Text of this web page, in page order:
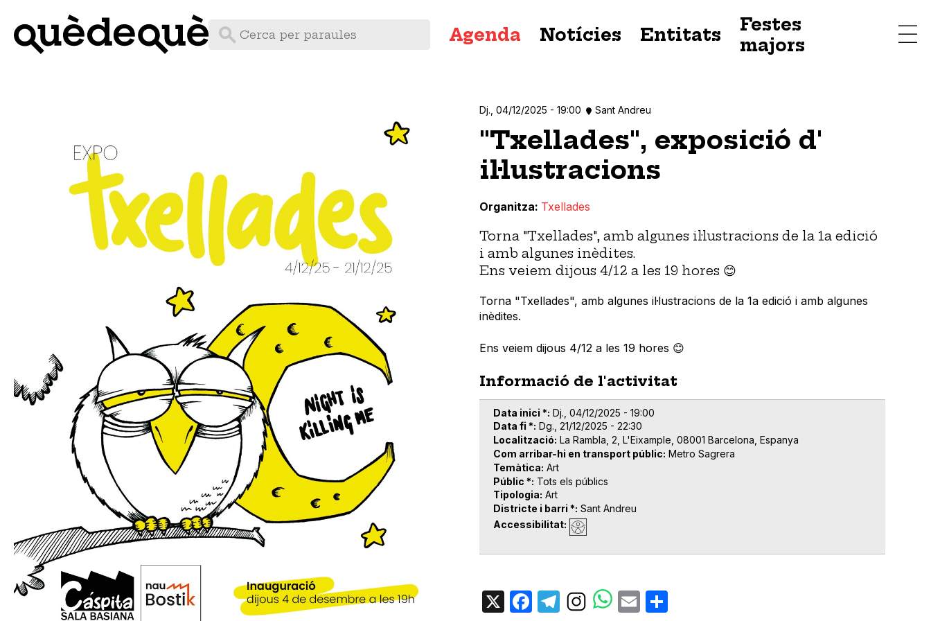
principal
Agenda Notícies Entitats
Festes
majors
Dj., 04/12/2025 - 19:00 Sant Andreu
"Txellades", exposició d'
il·lustracions
Organitza Txellades
Torna "Txellades", amb algunes il·lustracions de la 1a edició
i amb algunes inèdites.
Ens veiem dijous 4/12 a les 19 hores 😊
Torna "Txellades", amb algunes il·lustracions de la 1a edició i amb algunes
inèdites.
Ens veiem dijous 4/12 a les 19 hores 😊
Informació de l'activitat
Data inici * Dj., 04/12/2025 - 19:00
Data fi * Dg., 21/12/2025 - 22:30
Localització La Rambla, 2, L'Eixample, 08001 Barcelona, Espanya
Com arribar-hi en transport públic Metro Sagrera
Temàtica Art
Públic * Tots els públics
Tipologia Art
Districte i barri * Sant Andreu
Accessibilitat
X Facebook
TelegramEmail